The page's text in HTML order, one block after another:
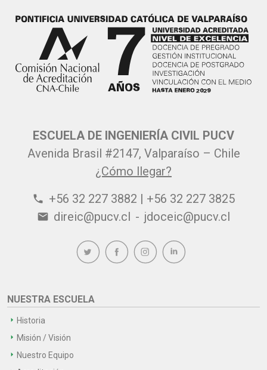
ESCUELA DE INGENIERÍA CIVIL PUCV
Avenida Brasil #2147, Valparaíso – Chile
¿Cómo llegar?
phone +56 32 227 3882 | +56 32 227 3825
email direic@pucv.cl - jdoceic@pucv.cl
NUESTRA ESCUELA
Historia
Misión / Visión
Nuestro Equipo